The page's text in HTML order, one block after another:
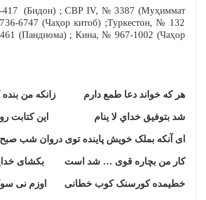
(Бидон) ; СВР IV, № 3387 (Муҳиммат
6747 (Чаҳор китоб) ;Туркестон, № 132
(Панднома) ; Кина, № 967-1002 (Чаҳор
هر كه خواند دعا طمع دارم زانكه من بنده
شد بتوفيق خداي لا ينام اين كتابت روز
ای آنکه بملک خویش پاینده توی دروان شب صبح
کار من بچاره قوی … شد است بکشای خدایا
خطيمده کورسنک کوب خطانی اوزم نی